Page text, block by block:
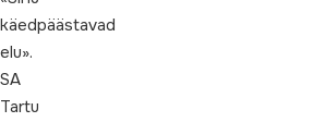
käedpäästavad
elu».
SA
Tartu